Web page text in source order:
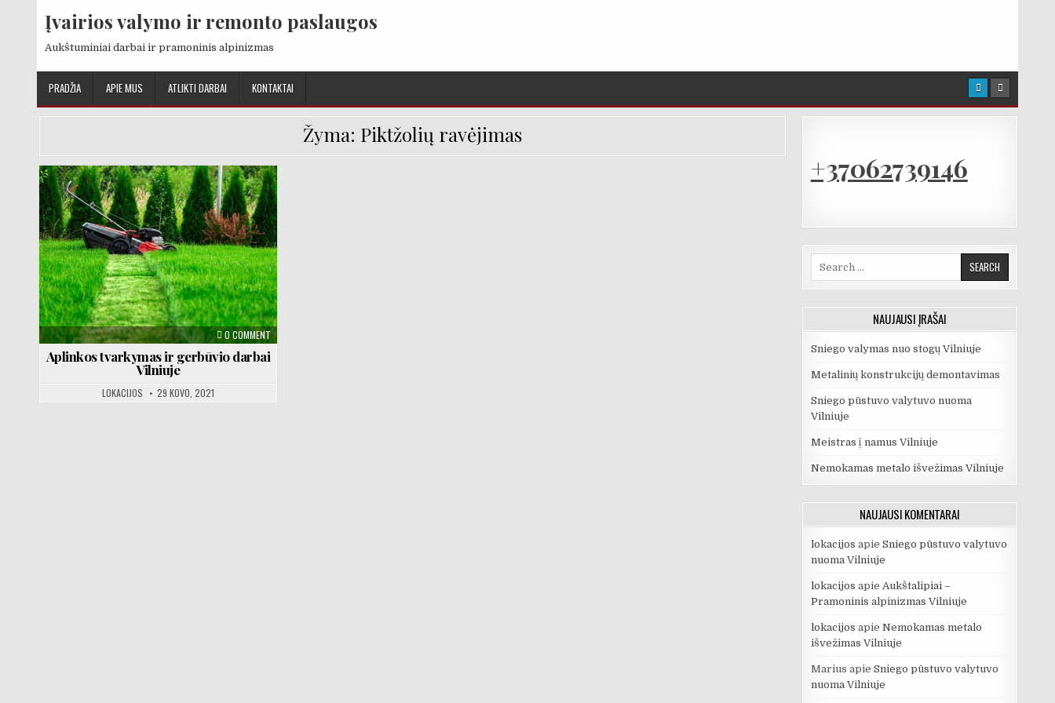
Įvairios valymo ir remonto paslaugos
Aukštuminiai darbai ir pramoninis alpinizmas
PRADŽIA APIE MUS ATLIKTI DARBAI KONTAKTAI
Žyma: Piktžolių ravėjimas
0 COMMENTON APLINKOS TVARKYMAS IR GERBŪVIO DARBAI VILNIUJE
Posted in
Aplinkos tvarkymas ir gerbūvio darbai
Vilniuje
LOKACIJOS 29 KOVO, 2021
+37062739146
NAUJAUSI ĮRAŠAI
Sniego valymas nuo stogų Vilniuje
Metalinių konstrukcijų demontavimas
Sniego pūstuvo valytuvo nuoma
Vilniuje
Meistras į namus Vilniuje
Nemokamas metalo išvežimas Vilniuje
NAUJAUSI KOMENTARAI
lokacijos apie Sniego pūstuvo valytuvo
nuoma Vilniuje
lokacijos apie Aukštalipiai –
Pramoninis alpinizmas Vilniuje
lokacijos apie Nemokamas metalo
išvežimas Vilniuje
Marius apie Sniego pūstuvo valytuvo
nuoma Vilniuje